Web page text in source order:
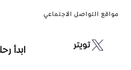
مواقع التواصل الاجتماعي
تويتر ابدأ